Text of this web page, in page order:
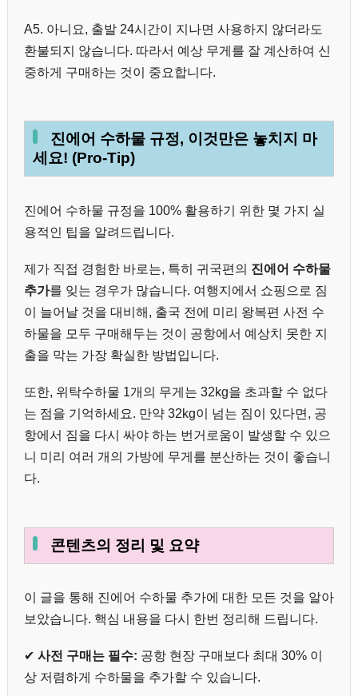
A5. 아니요, 출발 24시간이 지나면 사용하지 않더라도
환불되지 않습니다. 따라서 예상 무게를 잘 계산하여 신
중하게 구매하는 것이 중요합니다.
진에어 수하물 규정, 이것만은 놓치지 마
세요! (Pro-Tip)
진에어 수하물 규정을 100% 활용하기 위한 몇 가지 실
용적인 팁을 알려드립니다.
제가 직접 경험한 바로는, 특히 귀국편의 진에어 수하물
추가를 잊는 경우가 많습니다. 여행지에서 쇼핑으로 짐
이 늘어날 것을 대비해, 출국 전에 미리 왕복편 사전 수
하물을 모두 구매해두는 것이 공항에서 예상치 못한 지
출을 막는 가장 확실한 방법입니다.
또한, 위탁수하물 1개의 무게는 32kg을 초과할 수 없다
는 점을 기억하세요. 만약 32kg이 넘는 짐이 있다면, 공
항에서 짐을 다시 싸야 하는 번거로움이 발생할 수 있으
니 미리 여러 개의 가방에 무게를 분산하는 것이 좋습니
다.
콘텐츠의 정리 및 요약
이 글을 통해 진에어 수하물 추가에 대한 모든 것을 알아
보았습니다. 핵심 내용을 다시 한번 정리해 드립니다.
✔ 사전 구매는 필수: 공항 현장 구매보다 최대 30% 이
상 저렴하게 수하물을 추가할 수 있습니다.